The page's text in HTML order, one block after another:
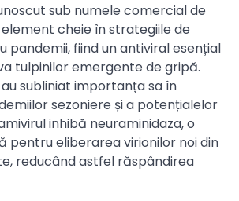
sub numele comercial de
cheie în strategiile de
pandemii, fiind un antiviral esențial
tulpinilor emergente de gripă.
subliniat importanța sa în
sezoniere și a potențialelor
inhibă neuraminidaza, o
pentru eliberarea virionilor noi din
reducând astfel răspândirea